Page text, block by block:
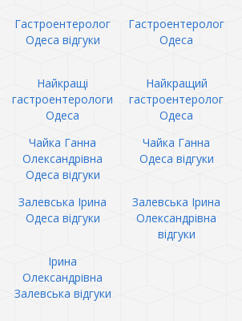
Гастроентеролог
Одеса відгуки
Гастроентеролог
Одеса
Найкращі
гастроентерологи
Одеса
Найкращий
гастроентеролог
Одеса
Чайка Ганна
Олександрівна
Одеса відгуки
Чайка Ганна
Одеса відгуки
Залевська Ірина
Одеса відгуки
Залевська Ірина
Олександрівна
відгуки
Ірина
Олександрівна
Залевська відгуки